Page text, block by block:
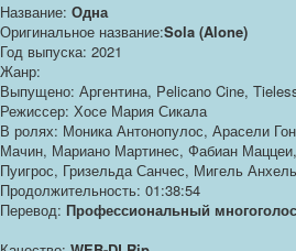
Название: Одна
Оригинальное название:Sola (Alone)
Год выпуска: 2021
Жанр:
Выпущено: Аргентина, Pelicano Cine,
Режиссер: Хосе Мария Сикала
В ролях: Моника Антонопулос, Арасели
Мачин, Мариано Мартинес, Фабиан
Пуигрос, Гризельда Санчес, Мигель
Продолжительность: 01:38:54
Перевод: Профессиональный